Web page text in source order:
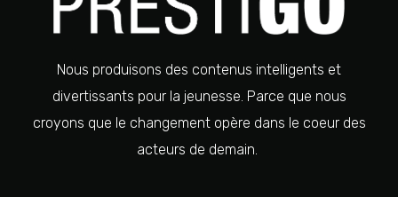
Nous produisons des contenus intelligents et
divertissants pour la jeunesse. Parce que nous
croyons que le changement opère dans le coeur des
acteurs de demain.